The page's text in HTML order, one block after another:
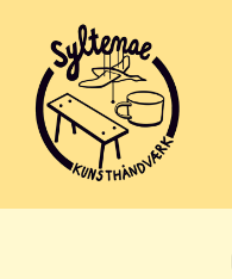
indholdet